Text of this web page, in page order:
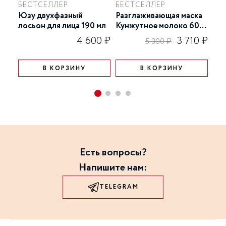
БЕСТСЕЛЛЕР
Юзу двухфазный
лосьон для лица 190 мл
4 600 ₽
В КОРЗИНУ
БЕСТСЕЛЛЕР
Разглаживающая маска
Кунжутное молоко 60
5 300 ₽ 3 710 ₽
В КОРЗИНУ
Есть вопросы?
Напишите нам:
TELEGRAM